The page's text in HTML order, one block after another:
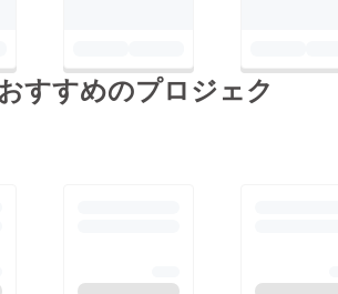
すすめのプロジェク